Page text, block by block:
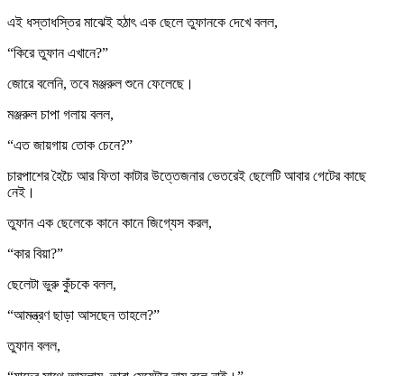
এই ধস্তাধস্তির মাঝেই হঠাৎ এক ছেলে তুফানকে দেখে বলল,
“কিরে তুফান এখানে?”
জোরে বলেনি, তবে মঞ্জরুল শুনে ফেলেছে।
মঞ্জরুল চাপা গলায় বলল,
“এত জায়গায় তোক চেনে?”
চারপাশের হৈচৈ আর ফিতা কাটার উত্তেজনার ভেতরেই ছেলেটি আবার গেটের কাছে
নেই।
তুফান এক ছেলেকে কানে কানে জিগ্যেস করল,
“কার বিয়া?”
ছেলেটা ভুরু কুঁচকে বলল,
“আমন্ত্রণ ছাড়া আসছেন তাহলে?”
তুফান বলল,